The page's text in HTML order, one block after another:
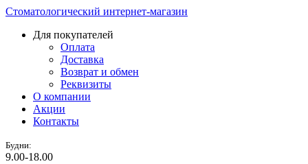
Стоматологический интернет-магазин
Для покупателей
Оплата
Доставка
Возврат и обмен
Реквизиты
О компании
Акции
Контакты
Будни:
9.00-18.00